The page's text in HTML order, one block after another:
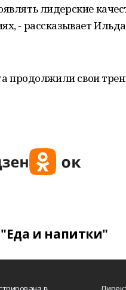
лидерские
- рассказывает
продолжили свои
и напитки"